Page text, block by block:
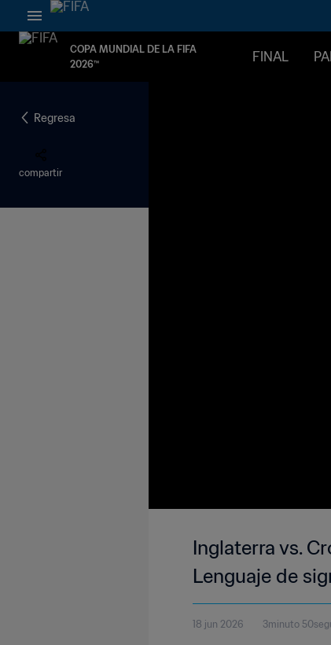
COPA MUNDIAL DE LA FIFA
2026™
FINAL
Regresa
compartir
Inglaterra vs.
Lenguaje de
18 jun 2026 3minuto